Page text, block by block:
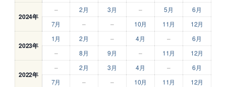
2024年
– 2月 3月 – 5月
6月
7月
– – 10月 11月 12月
2023年
1月 2月 – 4月 –
6月
–
8月 9月 – 11月 12月
2022年
– 2月 3月 4月 –
6月
7月
– – 10月 11月 12月